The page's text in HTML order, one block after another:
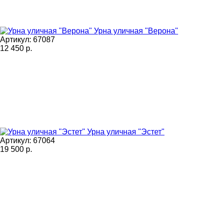
Урна уличная "Верона"
Артикул: 67087
12 450 р.
Урна уличная "Эстет"
Артикул: 67064
19 500 р.